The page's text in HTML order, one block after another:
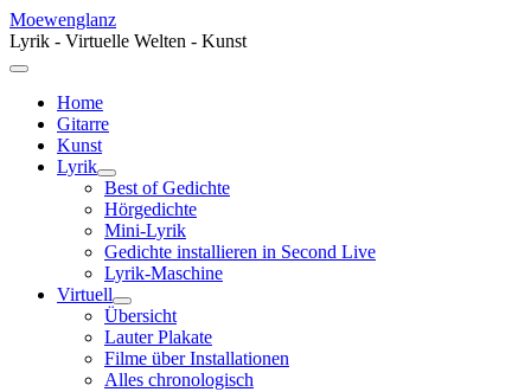
Moewenglanz
Lyrik - Virtuelle Welten - Kunst
Home
Gitarre
Kunst
Lyrik
Best of Gedichte
Hörgedichte
Mini-Lyrik
Gedichte installieren in Second Live
Lyrik-Maschine
Virtuell
Übersicht
Lauter Plakate
Filme über Installationen
Alles chronologisch